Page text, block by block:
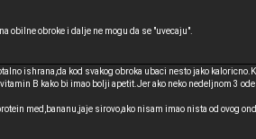
obilne obroke i dalje ne mogu da se "uvecaju".
ishrana,da kod svakog obroka ubaci nesto jako
B kako bi imao bolji apetit.Jer ako neko nedeljnom 3
med,bananu,jaje sirovo,ako nisam imao nista od ovog